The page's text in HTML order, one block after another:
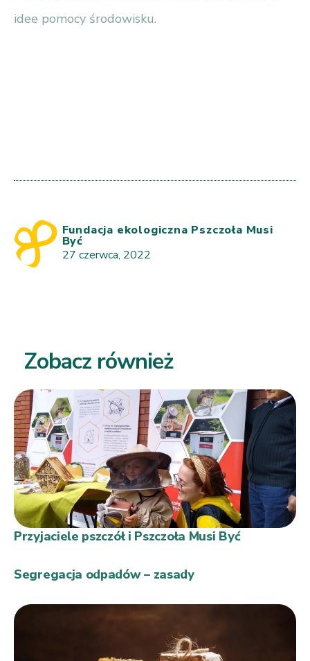
idee pomocy środowisku.
Fundacja ekologiczna Pszczoła Musi
Być
27 czerwca, 2022
Zobacz również
Przyjaciele pszczół i Pszczoła Musi Być
Segregacja odpadów – zasady